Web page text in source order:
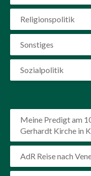
Religionspolitik
Sonstiges
Sozialpolitik
Meine Predigt am
Gerhardt Kirche in
AdR Reise nach